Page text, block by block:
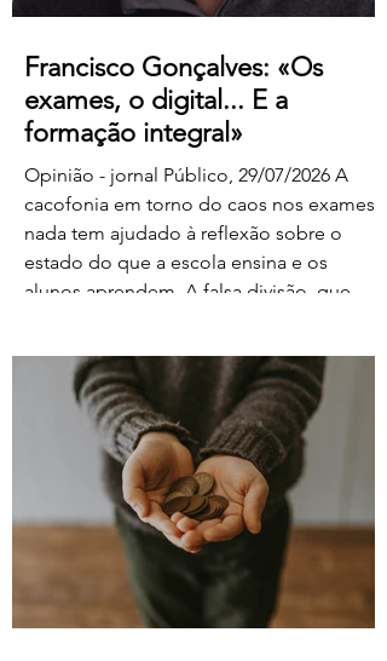
Francisco Gonçalves: «Os
exames, o digital... E a
formação integral»
Opinião - jornal Público, 29/07/2026 A
cacofonia em torno do caos nos exames
nada tem ajudado à reflexão sobre o
estado do que a escola ensina e os
alunos aprendem. A falsa divisão, que
e os da ignorância, os do rigor e os do
facilitismo, os da inovação e os
empedernidos – é mais um agente de
confusão. O olhar da FENPROF para este
processo parte, como não podia deixar
de ser, das violações dos